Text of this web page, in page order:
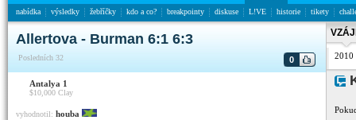
nabídka
výsledky žebříčky kdo a co? breakpointy diskuse L!VE historie tikety
Allertova - Burman 6:1 6:3
Posledních 32 0
Antalya 1
$10,000 Clay
vyhodnotil: houba
2010